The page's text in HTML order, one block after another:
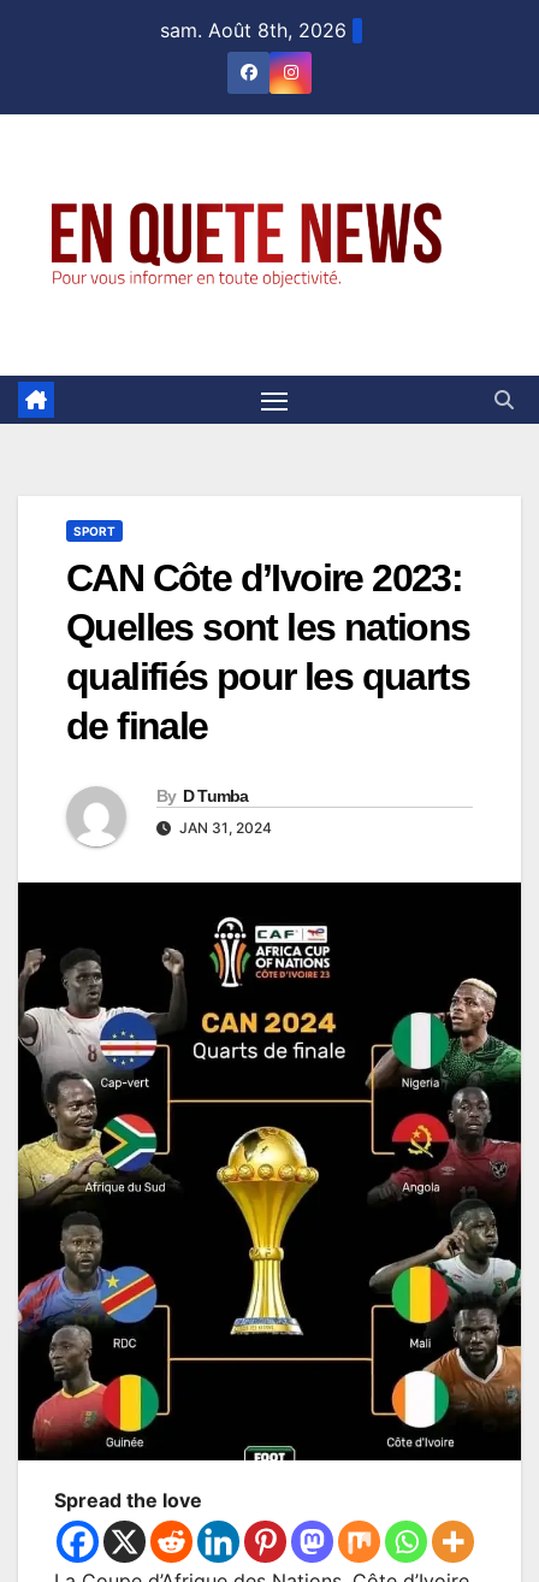
sam. Août 8th, 2026
SPORT
CAN Côte d’Ivoire 2023:
Quelles sont les nations
qualifiés pour les quarts
de finale
By D Tumba
JAN 31, 2024
Spread the love